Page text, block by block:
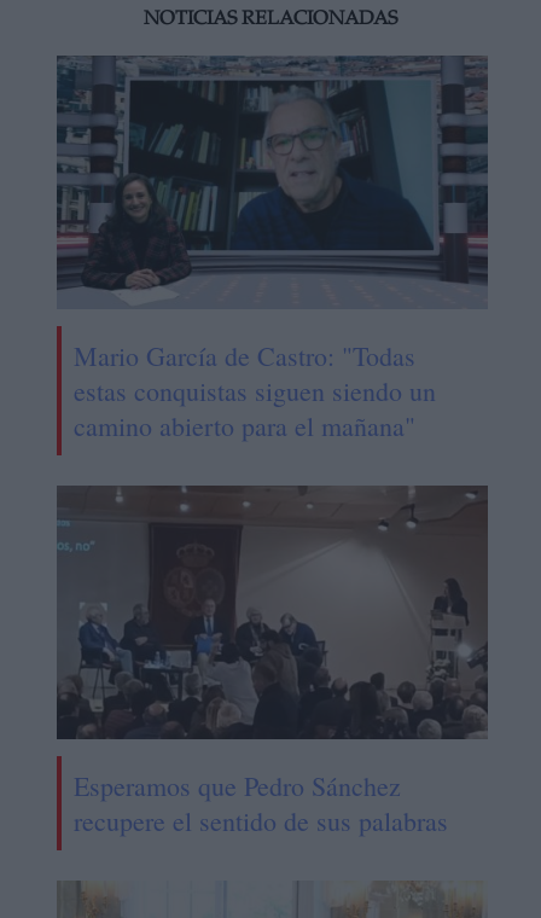
NOTICIAS RELACIONADAS
Mario García de Castro: "Todas
estas conquistas siguen siendo un
camino abierto para el mañana"
Esperamos que Pedro Sánchez
recupere el sentido de sus palabras